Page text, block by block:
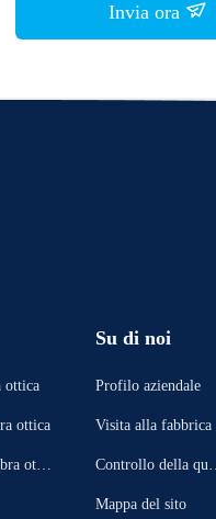
Invia ora
ottica
ottica
ottic
Su di noi
Profilo aziendale
Visita alla fabbrica
Controllo della
Mappa del sito